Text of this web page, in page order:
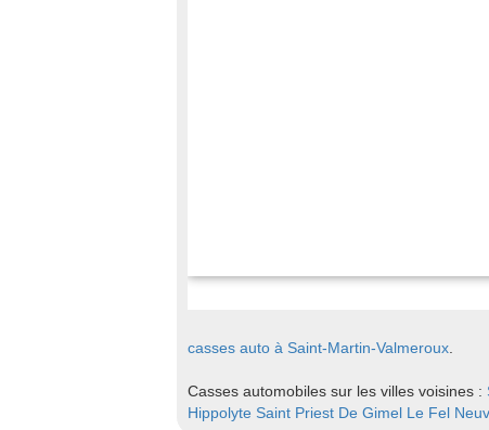
casses auto à Saint-Martin-Valmeroux
Casses automobiles sur les villes voisines :
Hippolyte Saint Priest De Gimel Le Fel